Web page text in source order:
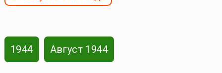
1944 Август 1944